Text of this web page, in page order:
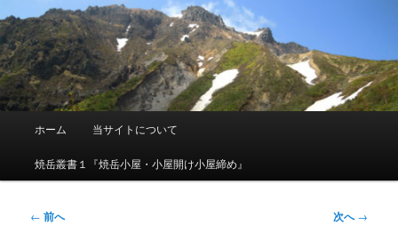
移
動
メ
ホーム 当サイトについて
焼岳叢書１『焼岳小屋・小屋開け小屋締め』
投
← 前へ 次へ→